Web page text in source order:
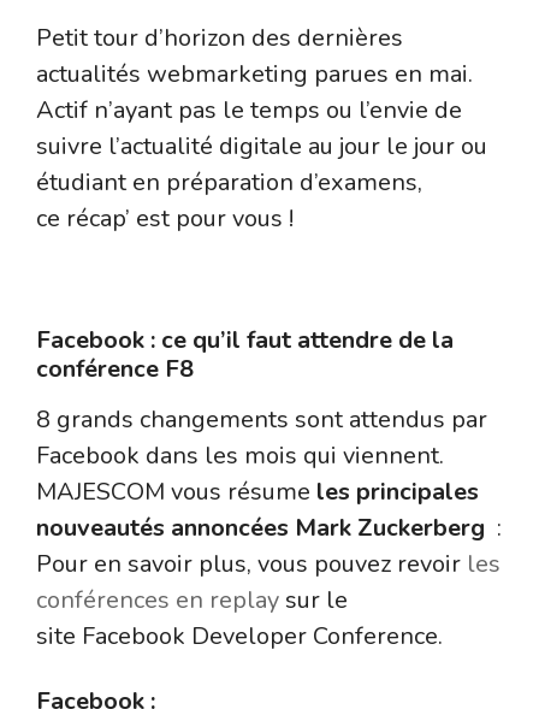
Petit tour d’horizon des dernières
actualités webmarketing parues en mai.
Actif n’ayant pas le temps ou l’envie de
suivre l’actualité digitale au jour le jour ou
étudiant en préparation d’examens,
ce récap’ est pour vous !
Facebook : ce qu’il faut attendre de la
conférence F8
8 grands changements sont attendus par
Facebook dans les mois qui viennent.
MAJESCOM vous résume les principales
nouveautés annoncées Mark Zuckerberg :
Pour en savoir plus, vous pouvez revoir les
conférences en replay sur le
site Facebook Developer Conference.
Facebook :